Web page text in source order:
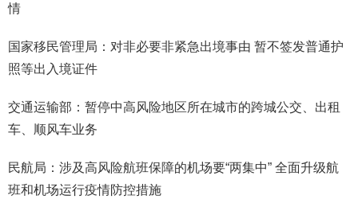
情
国家移民管理局：对非必要非紧急出境事由 暂不签发普通护
照等出入境证件
交通运输部：暂停中高风险地区所在城市的跨城公交、出租
车、顺风车业务
民航局：涉及高风险航班保障的机场要“两集中” 全面升级航
班和机场运行疫情防控措施